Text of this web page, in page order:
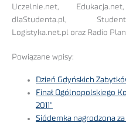
Uczelnie.net,
dlaStudenta.pl,
Logistyka.net.pl oraz Radio
Powiązane wpisy:
Dzień Gdyńskich
Finał Ogólnopolskiego
2011”
Siódemka nagrodzona